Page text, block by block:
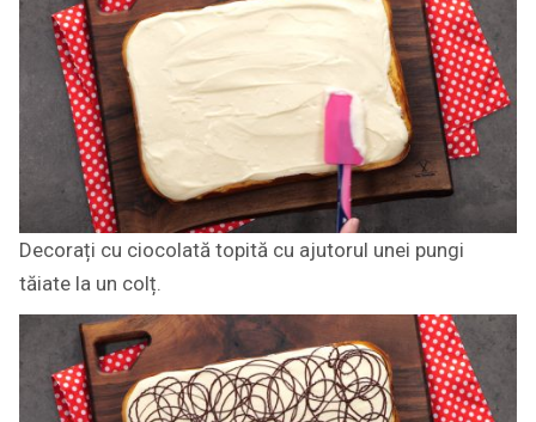
Decorați cu ciocolată topită cu ajutorul unei pungi
tăiate la un colț.